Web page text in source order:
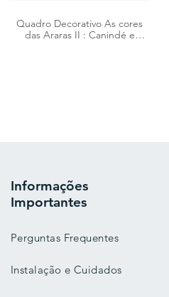
Quadro Decorativo As cores
das Araras II : Canindé e
Informações
Importantes
Perguntas Frequentes
Instalação e Cuidados